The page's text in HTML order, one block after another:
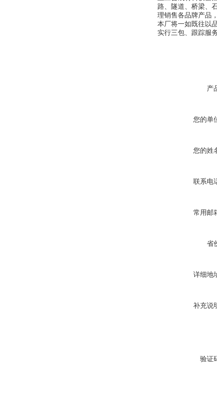
路、隧道、桥梁、
理销售各品牌产品
本厂将一如既往以
实行三包、跟踪服
产
您的单
您的姓
联系电
常用邮
省
详细地
补充说
验证